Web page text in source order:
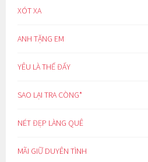
XÓT XA
ANH TẶNG EM
YÊU LÀ THẾ ĐẤY
SAO LẠI TRA CÒNG*
NÉT ĐẸP LÀNG QUÊ
MÃI GIỮ DUYÊN TÌNH